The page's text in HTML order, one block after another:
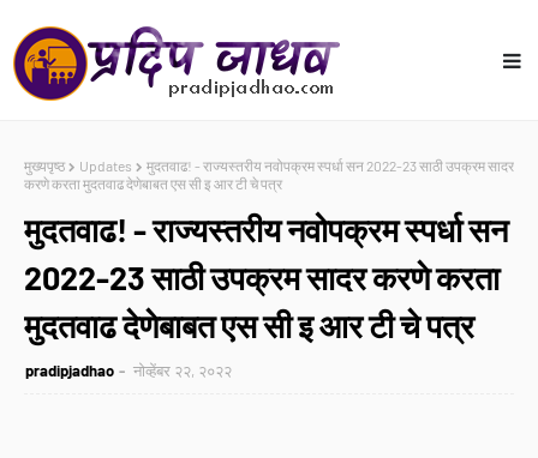
मुख्यपृष्ठ Updates
मुदतवाढ! - राज्यस्तरीय नवोपक्रम स्पर्धा सन 2022-23 साठी उपक्रम सादर
करणे करता मुदतवाढ देणेबाबत एस सी इ आर टी चे पत्र
मुदतवाढ! - राज्यस्तरीय नवोपक्रम स्पर्धा सन
2022-23 साठी उपक्रम सादर करणे करता
मुदतवाढ देणेबाबत एस सी इ आर टी चे पत्र
pradipjadhao नोव्हेंबर २२, २०२२